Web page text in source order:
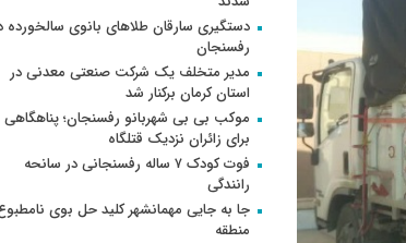
دستگیری سارقان طلاهای بانوی سالخورده
رفسنجان
مدیر متخلف یک شرکت صنعتی معدنی در
استان کرمان برکنار شد
موکب بی بی شهربانو رفسنجان؛ پناهگاهی
برای زائران نزدیک قتلگاه
فوت کودک ۷ ساله رفسنجانی در سانحه
رانندگی
جا به جایی مهمانشهر کلید حل بوی
منطقه